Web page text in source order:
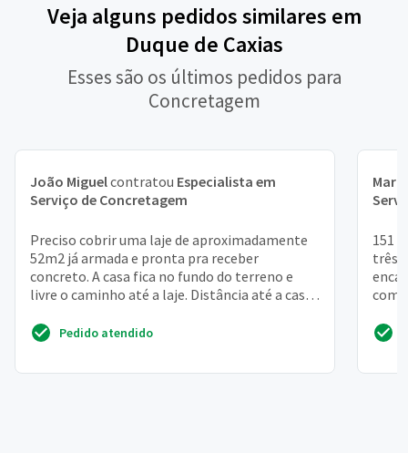
Veja alguns pedidos similares em
Duque de Caxias
Esses são os últimos pedidos para
Concretagem
João Miguelcontratou Especialista em
Serviço de Concretagem
Preciso cobrir uma laje de aproximadamente
52m2 já armada e pronta pra receber
concreto. A casa fica no fundo do terreno e
livre o caminho até a laje. Distância até a casa
Pedido atendido
151
três